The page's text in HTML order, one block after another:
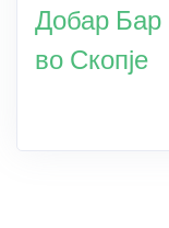
Добар Бар
во Скопје